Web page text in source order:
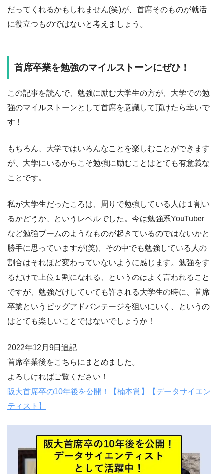
だってくれるかもしれません(笑)が、首席そのものが就活
に役立つものではないと考えましょう。
首席卒業を勉強のマイルストーンにぜひ！
この記事を読んで、勉強に励む大学生の方が、大学での勉
強のマイルストーンとして首席を意識して頂けたら幸いで
す！
もちろん、大学ではいろんなことを楽しむことができます
が、大学にいるからこそ勉強に励むことはとても有意義な
ことです。
私が大学生だったころは、周りで勉強している人は１割い
るかどうか、というレベルでした。今は勉強系YouTuber
など勉強ブームのようなものが起きているのではないかと
勝手に思っていますが(笑)、その中でも勉強している人の
割合はそれほど変わっていないように感じます。勉強をす
るだけで上位１割になれる、というのはよく言われること
ですが、勉強だけしていても許される大学生の時に、首席
卒業というビッグアドバンテージを狙いにいく、というの
はとても楽しいことではないでしょうか！
2022年12月9日追記
首席卒業後をこちらにまとめました。
よろしければご覧ください！
阪大首席卒の10年後を公開！【楠本賞】【データサイエン
ティスト】